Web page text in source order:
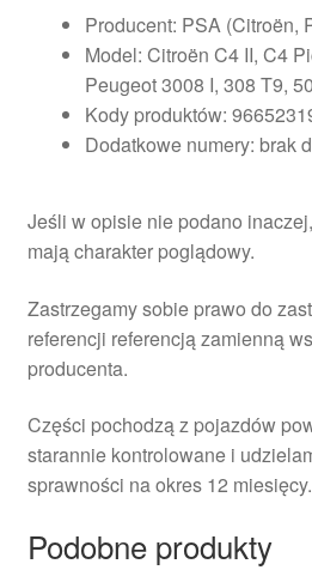
Producent: PSA (Citroën,
Model: Citroën C4 II, C4
Peugeot 3008 I, 308 T9,
Kody produktów:
Dodatkowe numery: brak
Jeśli w opisie nie podano
mają charakter poglądowy.
Zastrzegamy sobie prawo do
referencji referencją zamienną
producenta.
Części pochodzą z pojazdów
starannie kontrolowane i
sprawności na okres 12 miesięcy.
Podobne produkty